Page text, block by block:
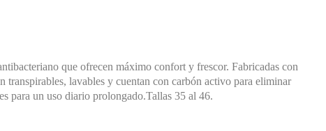
que ofrecen máximo confort y frescor. Fabricadas con
transpirables, lavables y cuentan con carbón activo para eliminar
para un uso diario prolongado.Tallas 35 al 46.